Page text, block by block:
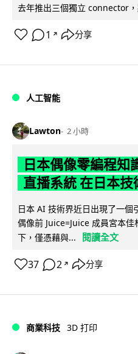
去年推出三個獨立 connector
1 ↗ 分享
人工智能
Lawton 2 小時
日本偶像零編程知
直播系統 在日本
日本 AI 技術界近日出現了一
偶像前 Juice=Juice 成員宮本
下，僅憑藉與...
閱讀全文
37 2 ↗ 分享
商業科技 3D 打印